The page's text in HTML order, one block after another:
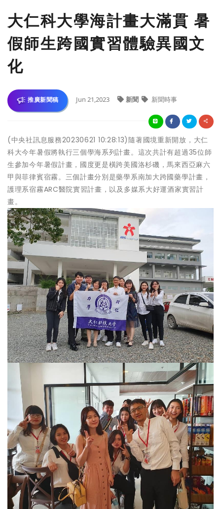
大仁科大學海計畫大滿貫 暑
假師生跨國實習體驗異國文
化
推廣新聞稿 Jun 21,2023 新聞 新聞時事
(中央社訊息服務20230621 10:28:13)隨著國境重新開放，大仁
科大今年暑假將執行三個學海系列計畫。這次共計有超過35位師
生參加今年暑假計畫，國度更是橫跨美國洛杉磯，馬來西亞麻六
甲與菲律賓宿霧。三個計畫分別是藥學系南加大跨國藥學計畫，
護理系宿霧ARC醫院實習計畫，以及多媒系大好運酒家實習計
畫。